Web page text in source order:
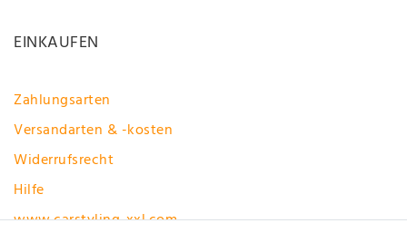
EINKAUFEN
Zahlungsarten
Versandarten & -kosten
Widerrufsrecht
Hilfe
www.carstyling-xxl.com